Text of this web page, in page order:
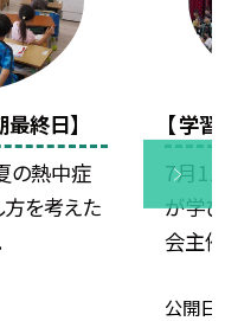
最終日】
の熱中症
を考えた
【 学
7月
が学
会主
公開日